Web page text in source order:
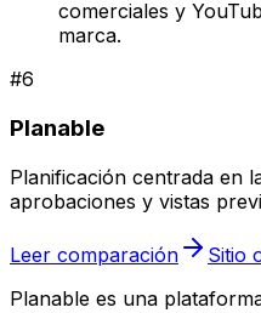
comerciales y
marca.
#6
Planable
Planificación centrada en
aprobaciones y vistas
Leer comparación
Sitio
Planable es una